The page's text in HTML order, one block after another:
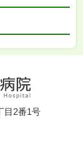
目2番1号